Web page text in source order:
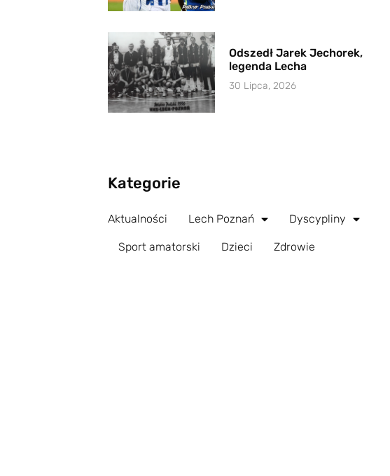
Odszedł Jarek Jechorek,
legenda Lecha
30 Lipca, 2026
Kategorie
Aktualności Lech Poznań Dyscypliny
Sport amatorski Dzieci Zdrowie